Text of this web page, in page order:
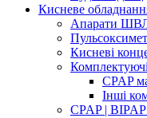
Кисневе
Апарати
Кисневі
Комплектуючі
CPAP
Інші
CPAP | BIPAP